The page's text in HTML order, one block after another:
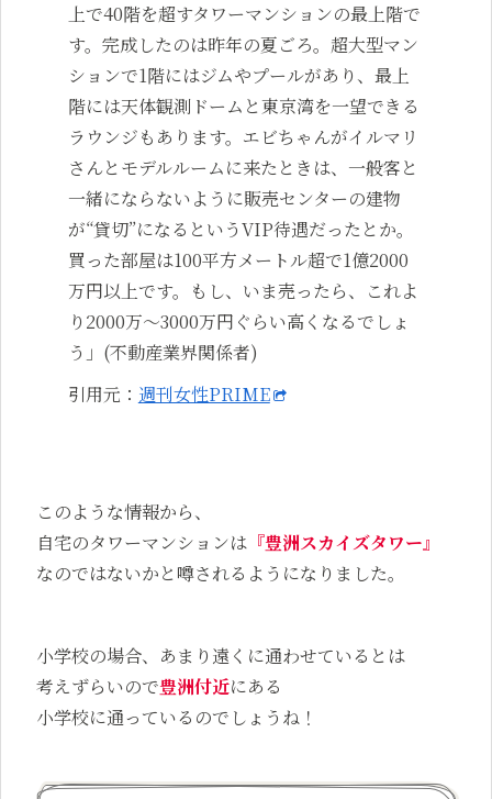
上で40階を超すタワーマンションの最上階で
す。完成したのは昨年の夏ごろ。超大型マン
ションで1階にはジムやプールがあり、最上
階には天体観測ドームと東京湾を一望できる
ラウンジもあります。エビちゃんがイルマリ
さんとモデルルームに来たときは、一般客と
一緒にならないように販売センターの建物
が“貸切”になるというVIP待遇だったとか。
買った部屋は100平方メートル超で1億2000
万円以上です。もし、いま売ったら、これよ
り2000万～3000万円ぐらい高くなるでしょ
う」(不動産業界関係者)
引用元： 週刊女性PRIME
このような情報から、
自宅のタワーマンションは 『豊洲スカイズタワー』
なのではないかと噂されるようになりました。
小学校の場合、あまり遠くに通わせているとは
考えずらいので豊洲付近にある
小学校に通っているのでしょうね！